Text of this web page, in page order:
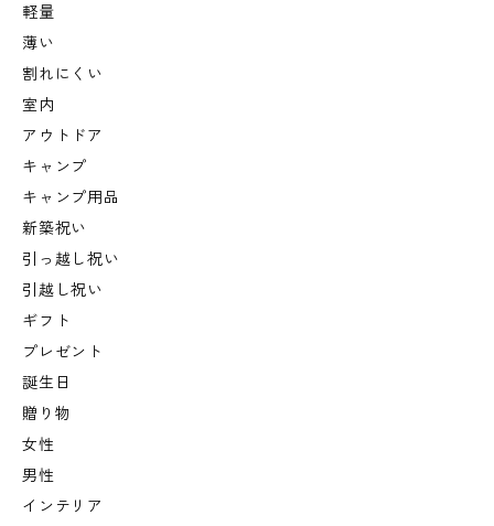
軽量
薄い
割れにくい
室内
アウトドア
キャンプ
キャンプ用品
新築祝い
引っ越し祝い
引越し祝い
ギフト
プレゼント
誕生日
贈り物
女性
男性
インテリア